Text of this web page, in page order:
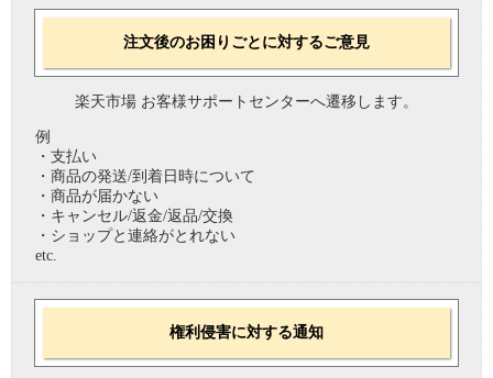
注文後のお困りごとに対するご意見
楽天市場 お客様サポートセンターへ遷移します。
例
・支払い
・商品の発送/到着日時について
・商品が届かない
・キャンセル/返金/返品/交換
・ショップと連絡がとれない
etc.
権利侵害に対する通知